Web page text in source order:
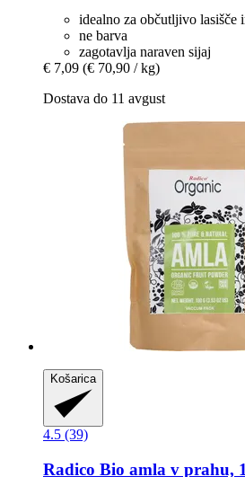
idealno za občutljivo lasišče
ne barva
zagotavlja naraven sijaj
€ 7,09 (€ 70,90 / kg)
Dostava do 11 avgust
Košarica
4.5 (39)
Radico Bio amla v prahu,